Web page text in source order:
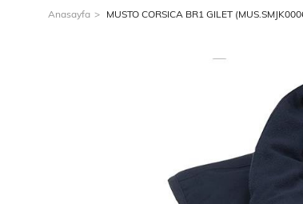
Anasayfa MUSTO CORSICA BR1 GILET